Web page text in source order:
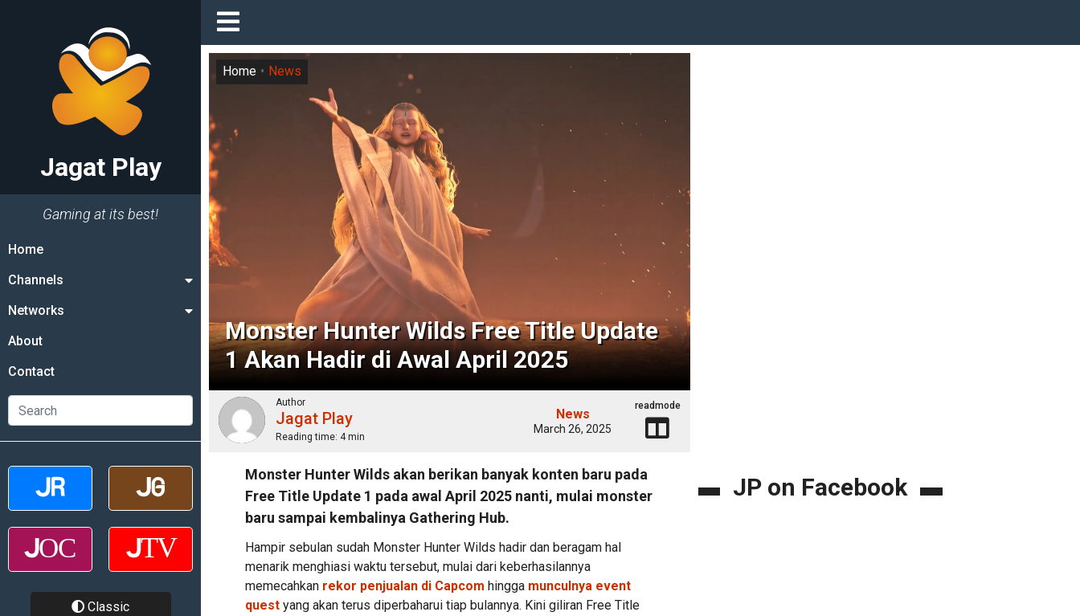
Jagat Play
Gaming at its best!
Home
Channels
Networks
About
Contact
Classic
Monster Hunter Wilds Free Title Update
1 Akan Hadir di Awal April 2025
Home News
Author
Jagat Play
Reading time: 4 min
News
March 26, 2025
readmode
Monster Hunter Wilds akan berikan banyak konten baru pada
Free Title Update 1 pada awal April 2025 nanti, mulai monster
baru sampai kembalinya Gathering Hub.
Hampir sebulan sudah Monster Hunter Wilds hadir dan beragam hal
menarik menghiasi waktu tersebut, mulai dari keberhasilannya
memecahkan rekor penjualan di Capcom hingga munculnya event
questyang akan terus diperbaharui tiap bulannya. Kini giliran Free Title
JP on Facebook